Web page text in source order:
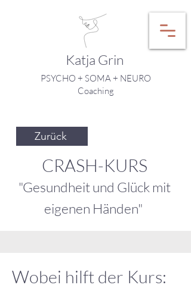
Katja Grin
PSYCHO + SOMA + NEURO
Coaching
Zurück
CRASH-KURS
"Gesundheit und Glück mit
eigenen Händen"
Wobei hilft der Kurs: